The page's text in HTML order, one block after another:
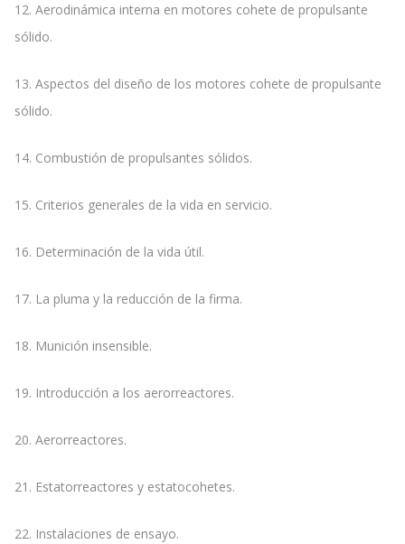
12. Aerodinámica interna en motores cohete de propulsante
sólido.
13. Aspectos del diseño de los motores cohete de propulsante
sólido.
14. Combustión de propulsantes sólidos.
15. Criterios generales de la vida en servicio.
16. Determinación de la vida útil.
17. La pluma y la reducción de la firma.
18. Munición insensible.
19. Introducción a los aerorreactores.
20. Aerorreactores.
21. Estatorreactores y estatocohetes.
22. Instalaciones de ensayo.